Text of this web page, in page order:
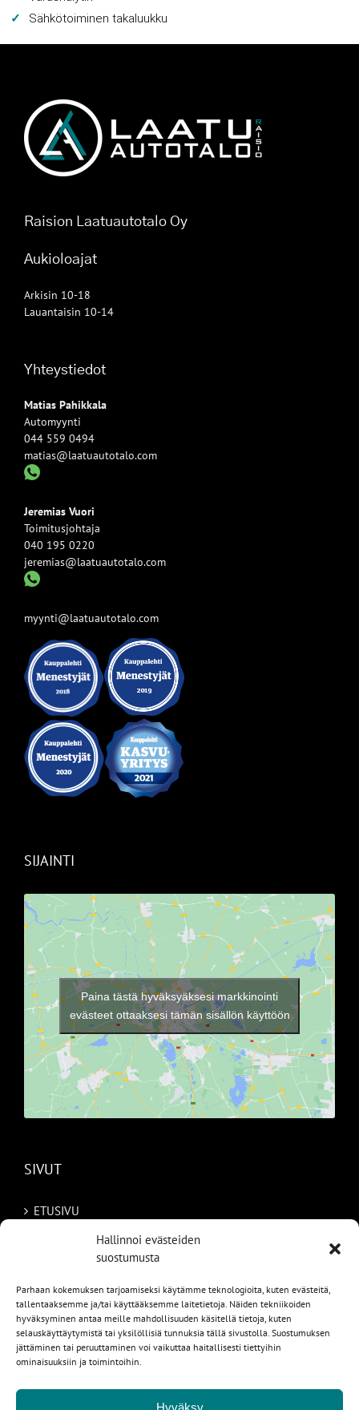
Hallinnoi evästeiden
suostumusta
Parhaan kokemuksen tarjoamiseksi käytämme teknologioita, kuten evästeitä,
tallentaaksemme ja/tai käyttääksemme laitetietoja. Näiden tekniikoiden
hyväksyminen antaa meille mahdollisuuden käsitellä tietoja, kuten
selauskäyttäytymistä tai yksilöllisiä tunnuksia tällä sivustolla. Suostumuksen
jättäminen tai peruuttaminen voi vaikuttaa haitallisesti tiettyihin
ominaisuuksiin ja toimintoihin.
Hyväksy
Sähkötoiminen takaluukku
Raision Laatuautotalo Oy
Aukioloajat
Arkisin 10-18
Lauantaisin 10-14
Yhteystiedot
Matias Pahikkala
Automyynti
044 559 0494
matias@laatuautotalo.com
Jeremias Vuori
Toimitusjohtaja
040 195 0220
jeremias@laatuautotalo.com
myynti@laatuautotalo.com
SIJAINTI
Paina tästä hyväksyäksesi markkinointi
evästeet ottaaksesi tämän sisällön käyttöön
SIVUT
ETUSIVU
TILAA AUTO RUOTSISTA
PALVELUT